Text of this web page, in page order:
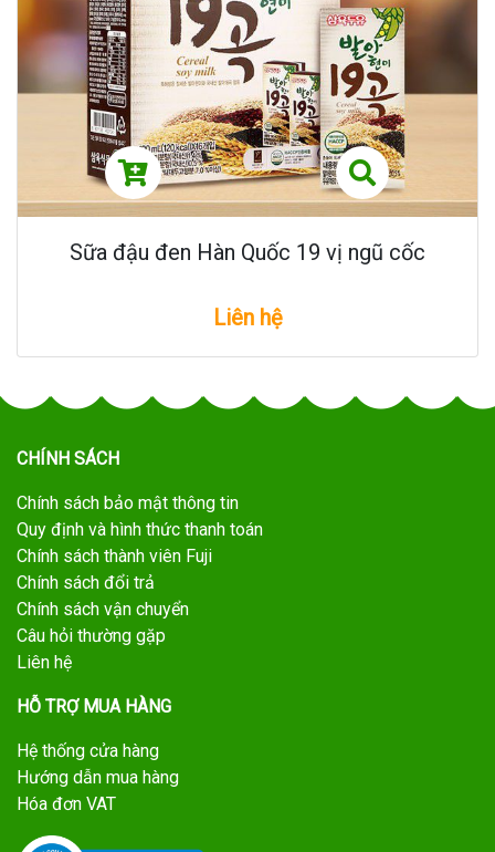
Sữa đậu đen Hàn Quốc 19 vị ngũ cốc
Liên hệ
CHÍNH SÁCH
Chính sách bảo mật thông tin
Quy định và hình thức thanh toán
Chính sách thành viên Fuji
Chính sách đổi trả
Chính sách vận chuyển
Câu hỏi thường gặp
Liên hệ
HỖ TRỢ MUA HÀNG
Hệ thống cửa hàng
Hướng dẫn mua hàng
Hóa đơn VAT